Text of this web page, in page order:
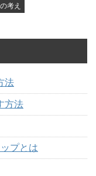
考え
法
方法
プとは